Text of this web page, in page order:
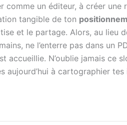
comme un éditeur, à créer
tangible de ton
et le partage. Alors, au lieu
ne l’enterre pas dans un
N’oublie jamais ce
aujourd’hui à cartographier